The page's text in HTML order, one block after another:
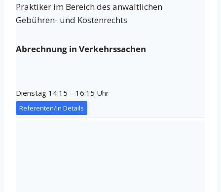
Praktiker im Bereich des anwaltlichen
Gebühren- und Kostenrechts
Abrechnung in Verkehrssachen
Dienstag 14:15 – 16:15 Uhr
Referenten/in Details